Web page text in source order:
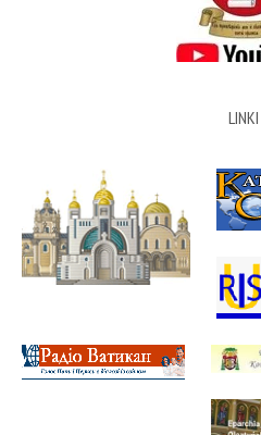
LINKI